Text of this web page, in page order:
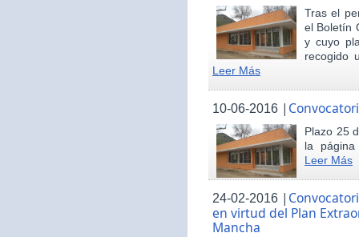
Tras el
el Boletín
y cuyo
recogido
Leer Más
10-06-2016 |
Plazo 25
la
Leer Más
24-02-2016 |
en virtud del Plan
Mancha